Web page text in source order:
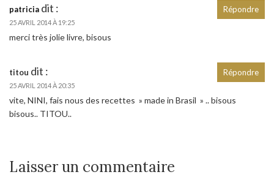
patricia dit :
25 AVRIL 2014 À 19:25
merci très jolie livre, bisous
Répondre
titou dit :
25 AVRIL 2014 À 20:35
vite, NINI, fais nous des recettes » made in Brasil » .. bisous
bisous.. TITOU..
Répondre
Laisser un commentaire